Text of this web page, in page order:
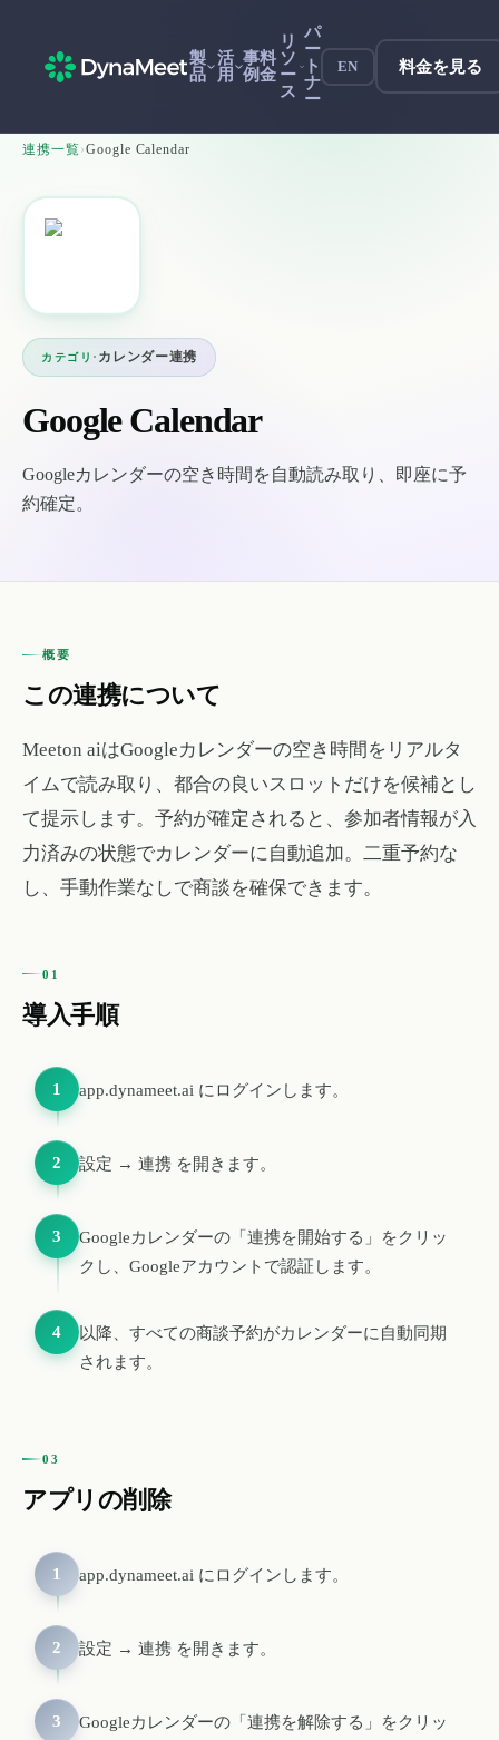
製
品
活
用
事
例
料
金
リ
ソ
ー
ス
パ
ー
ト
ナ
ー
EN 料金を見る
連携一覧›Google Calendar
カテゴリ · カレンダー連携
Google Calendar
Googleカレンダーの空き時間を自動読み取り、即座に予
約確定。
概要
この連携について
Meeton aiはGoogleカレンダーの空き時間をリアルタ
イムで読み取り、都合の良いスロットだけを候補とし
て提示します。予約が確定されると、参加者情報が入
力済みの状態でカレンダーに自動追加。二重予約な
し、手動作業なしで商談を確保できます。
01
導入手順
1 app.dynameet.ai にログインします。
2 設定 → 連携 を開きます。
3
Googleカレンダーの「連携を開始する」をクリッ
クし、Googleアカウントで認証します。
4
以降、すべての商談予約がカレンダーに自動同期
されます。
03
アプリの削除
1 app.dynameet.ai にログインします。
2 設定 → 連携 を開きます。
3
Googleカレンダーの「連携を解除する」をクリッ